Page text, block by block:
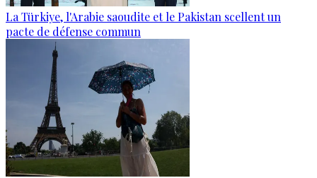
La Türkiye, l'Arabie saoudite et le Pakistan scellent un
pacte de défense commun